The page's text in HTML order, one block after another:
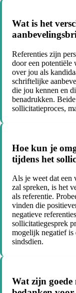
Wat is het
Referenties zijn
door een potentiële
over jou als
schriftelijke
die jou kennen en
benadrukken.
sollicitatieproces,
Hoe kun je
tijdens het
Als je weet dat een
zal spreken, is het
als referentie.
vinden die
negatieve
sollicitatiegesprek
mogelijk negatief is
sindsdien.
Wat zijn goede